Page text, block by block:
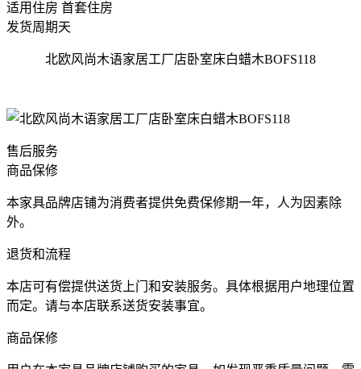
适用住房 首套住房
发货周期天
北欧风尚木语家居工厂店卧室床白蜡木BOFS118
售后服务
商品保修
本家具品牌店铺为消费者提供免费保修期一年，人为因素除
外。
退货和流程
本店可有偿提供送货上门和安装服务。具体根据用户地理位置
而定。请与本店联系送货安装事宜。
商品保修